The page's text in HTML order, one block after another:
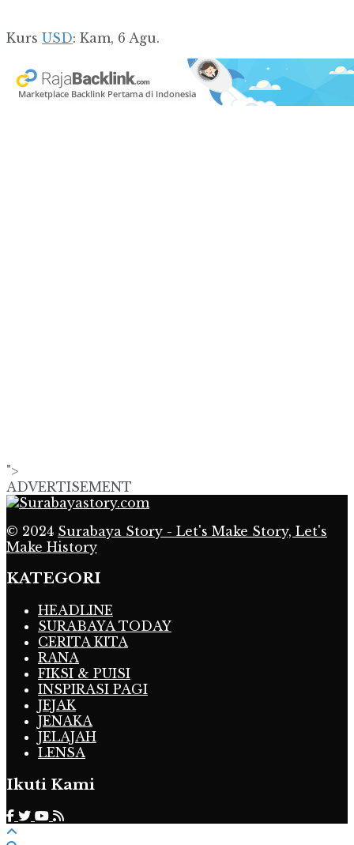
Kurs USD: Kam, 6 Agu.
">
ADVERTISEMENT
© 2024 Surabaya Story - Let's Make Story, Let's
Make History
KATEGORI
HEADLINE
SURABAYA TODAY
CERITA KITA
RANA
FIKSI & PUISI
INSPIRASI PAGI
JEJAK
JENAKA
JELAJAH
LENSA
Ikuti Kami